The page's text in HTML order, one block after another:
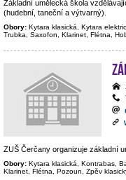
Základní umělecká škola
(hudební, taneční a výtvarný).
Obory: Kytara klasická, Kytara
Trubka, Saxofon, Klarinet, Flétna,
ZUŠ Čerčany organizuje základní
Obory: Kytara klasická, Kontrabas,
Klarinet, Flétna, Pozoun, Zpěv